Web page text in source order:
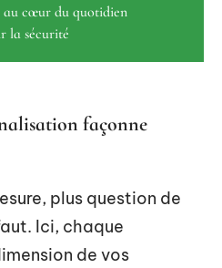
cœur du quotidien
la sécurité
façonne
plus question de
Ici, chaque
de vos